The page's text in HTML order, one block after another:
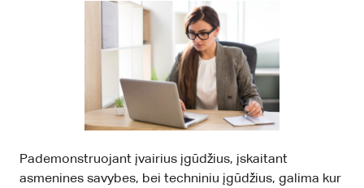
Pademonstruojant įvairius įgūdžius, įskaitant
asmenines savybes, bei techniniu įgūdžius, galima kur